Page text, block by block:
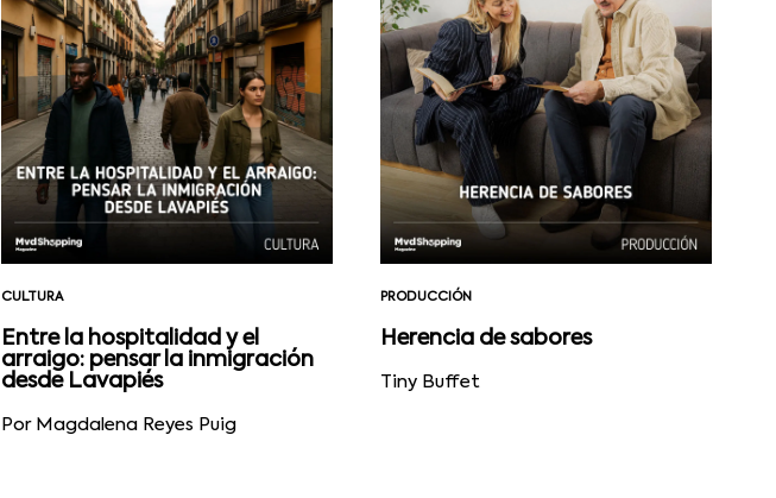
CULTURA
Entre la hospitalidad y el
arraigo: pensar la inmigración
desde Lavapiés
Por Magdalena Reyes Puig
PRODUCCIÓN
Herencia de sabores
Tiny Buffet